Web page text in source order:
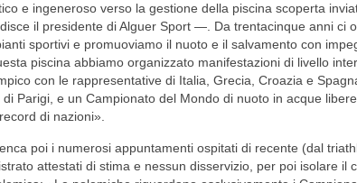
e ingeneroso verso la gestione della piscina scoperta
il presidente di Alguer Sport —. Da trentacinque anni ci
sportivi e promuoviamo il nuoto e il salvamento con
piscina abbiamo organizzato manifestazioni di livello
con le rappresentative di Italia, Grecia, Croazia e
di Parigi, e un Campionato del Mondo di nuoto in acque
di nazioni».
poi i numerosi appuntamenti ospitati di recente (dal
attestati di stima e nessun disservizio, per poi isolare il